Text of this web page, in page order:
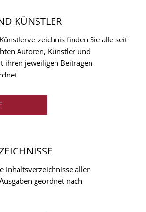
KÜNSTLER
finden Sie alle seit
Autoren, Künstler und
ihren jeweiligen Beitragen
Inhaltsverzeichnisse aller
geordnet nach